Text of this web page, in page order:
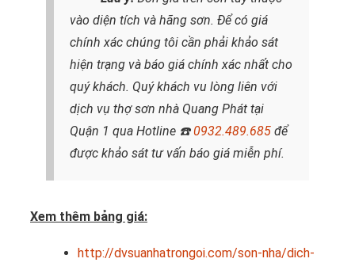
vào diện tích và hãng sơn. Để có giá
chính xác chúng tôi cần phải khảo sát
hiện trạng và báo giá chính xác nhất cho
quý khách. Quý khách vu lòng liên với
dịch vụ thợ sơn nhà Quang Phát tại
Quận 1 qua Hotline ☎️ 0932.489.685 để
được khảo sát tư vấn báo giá miễn phí.
Xem thêm bảng giá:
http://dvsuanhatrongoi.com/son-nha/dich-